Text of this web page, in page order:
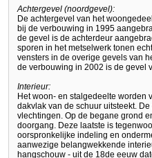
Achtergevel (noordgevel):
De achtergevel van het
bij de verbouwing in 1995
de gevel is de achterdeur
sporen in het metselwerk tonen
vensters in de overige gevels van
de verbouwing in 2002 is de gevel
Interieur:
Het woon- en stalgedeelte worden
dakvlak van de schuur uitsteekt.
vlechtingen. Op de begane grond
doorgang. Deze laatste is
oorspronkelijke indeling en
aanwezige belangwekkende
hangschouw - uit de 18de eeuw